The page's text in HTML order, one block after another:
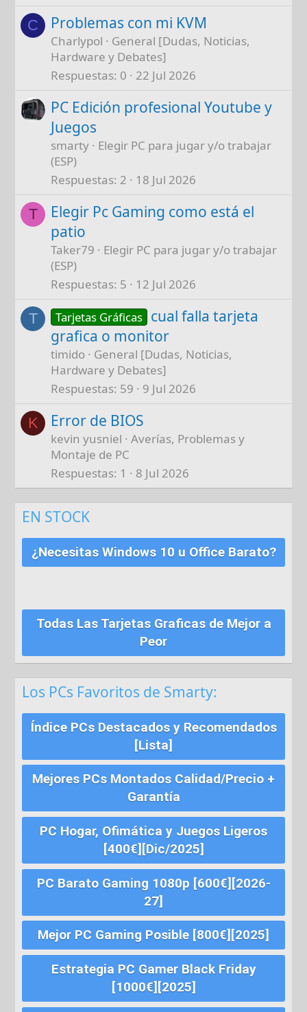
C Problemas con mi KVM
Charlypol
General [Dudas, Noticias,
Hardware y Debates]
Respuestas 0 22 Jul 2026
PC Edición profesional Youtube y
Juegos
smarty
Elegir PC para jugar y/o trabajar
(ESP)
Respuestas 2 18 Jul 2026
T
Elegir Pc Gaming como está el
patio
Taker79
Elegir PC para jugar y/o trabajar
(ESP)
Respuestas 5 12 Jul 2026
T Tarjetas Gráficas cual falla tarjeta
grafica o monitor
timido
General [Dudas, Noticias,
Hardware y Debates]
Respuestas 59 9 Jul 2026
K Error de BIOS
kevin yusniel
Averías, Problemas y
Montaje de PC
Respuestas 1 8 Jul 2026
EN STOCK
¿Necesitas Windows 10 u Office Barato?
Todas Las Tarjetas Graficas de Mejor a
Peor
Los PCs Favoritos de Smarty:
Índice PCs Destacados y Recomendados
[Lista]
Mejores PCs Montados Calidad/Precio +
Garantía
PC Hogar, Ofimática y Juegos Ligeros
[400€][Dic/2025]
PC Barato Gaming 1080p [600€][2026-
27]
Mejor PC Gaming Posible [800€][2025]
Estrategia PC Gamer Black Friday
[1000€][2025]